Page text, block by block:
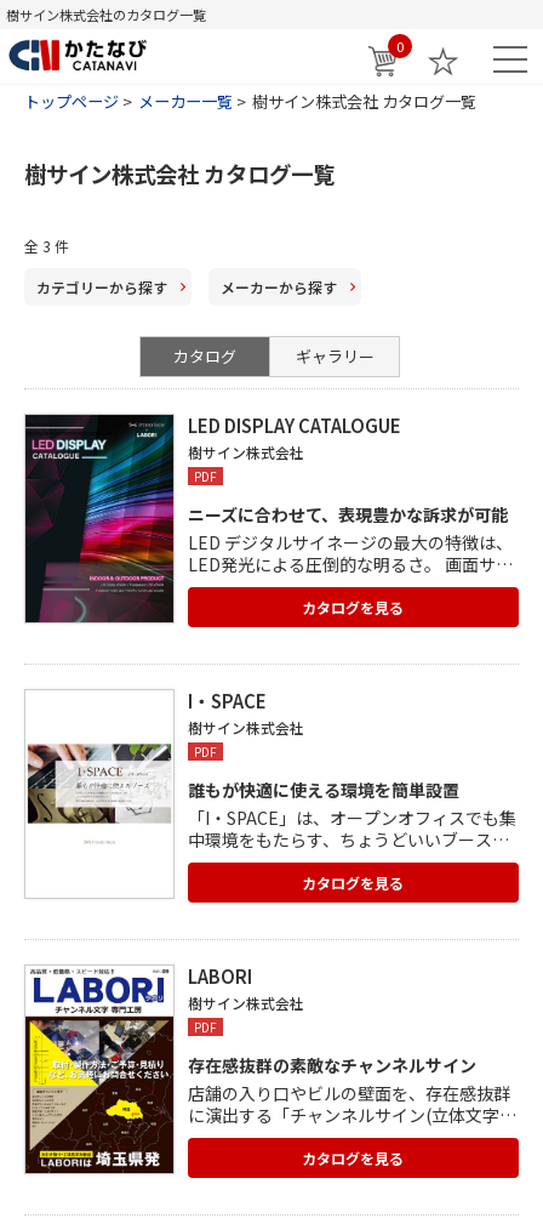
樹サイン株式会社のカタログ一覧
0
トップページ メーカー一覧 樹サイン株式会社 カタログ一覧
樹サイン株式会社 カタログ一覧
全 3 件
カテゴリーから探す メーカーから探す
カタログ ギャラリー
LED DISPLAY CATALOGUE
樹サイン株式会社
PDF
ニーズに合わせて、表現豊かな訴求が可能
LED デジタルサイネージの最大の特徴は、
LED発光による圧倒的な明るさ。 画面サイ
ズは自由自在で、迅速な取り付け・撤去に
より、スケジュールに合わせた施工が可
能。 従来のポスターや看板とは異なり、時
に削減できます。 動画を配信することによ
り、情報が伝わりやすく、視認性強化も期
待できます。 液晶ディスプレイに比べ耐久
性やメンテナンス性に優れ、曲面や円柱で
の設置も可能。
カタログを見る
I・SPACE
樹サイン株式会社
PDF
誰もが快適に使える環境を簡単設置
「I・SPACE」は、オープンオフィスでも集
中環境をもたらす、ちょうどいいブース。
自社工場製ならでわのカスタマイズの自由
度や価格の低さは業界No.1を誇ります。 遮
音性の高いMモデル(スリムタイプ・ワイド
囲気や目的、設置スペースに合わせて選べ
ます。 よりカスタマイズの幅が広がる追加
オプションも充実しています。
カタログを見る
LABORI
樹サイン株式会社
PDF
存在感抜群の素敵なチャンネルサイン
店舗の入り口やビルの壁面を、存在感抜群
に演出する「チャンネルサイン(立体文字看
板)」。 発光チャンネル文字、天吊りサイ
ン、樹脂・アクリル発光文字、ネオン風チ
ューブライト文字、電球サイン、切文字サ
カタログを見る